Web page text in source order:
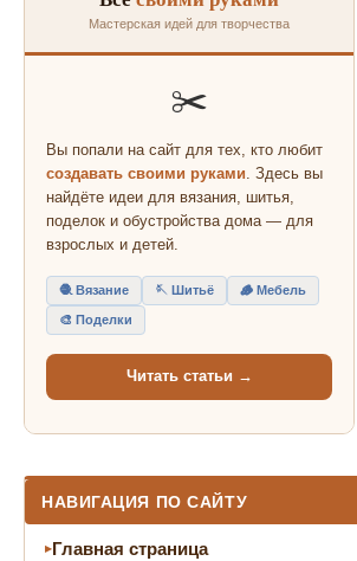
Мастерская идей для творчества
✂️
Вы попали на сайт для тех, кто любит
создавать своими руками. Здесь вы
найдёте идеи для вязания, шитья,
поделок и обустройства дома — для
взрослых и детей.
🧶 Вязание 🪡 Шитьё 🪵 Мебель
🎨 Поделки
Читать статьи →
НАВИГАЦИЯ ПО САЙТУ
Главная страница